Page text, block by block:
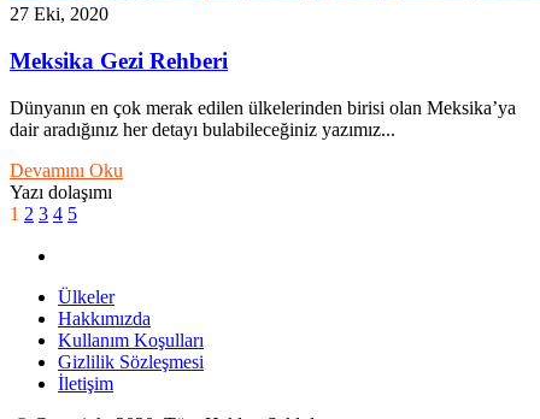
27 Eki, 2020
Meksika Gezi Rehberi
Dünyanın en çok merak edilen ülkelerinden birisi olan Meksika’ya
dair aradığınız her detayı bulabileceğiniz yazımız...
Devamını Oku
Yazı dolaşımı
1 2 3 4 5
Ülkeler
Hakkımızda
Kullanım Koşulları
Gizlilik Sözleşmesi
İletişim